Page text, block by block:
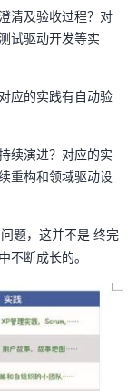
清及验收过程？对
试驱动开发等实
应的实践有自动验
续演进？对应的实
重构和领域驱动设
题，这并不是 终完
不断成长的。